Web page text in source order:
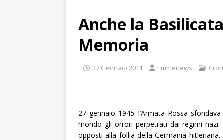
Anche la
Memoria
27 Gennaio 2011 Emmenews
27 gennaio 1945: l’Armata Rossa
mondo gli orrori perpetrati dai regimi
opposti alla follia della Germania